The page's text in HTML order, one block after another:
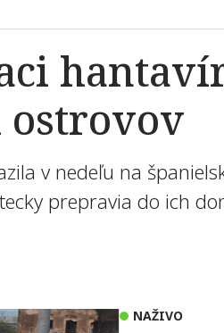
ostrovov
v nedeľu na
prepravia do ich
NAŽIVO